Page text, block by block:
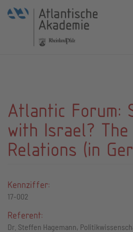
Atlantic Forum:
with Israel? The
Relations (in
Kennziffer:
17-002
Referent:
Dr. Steffen Hagemann,